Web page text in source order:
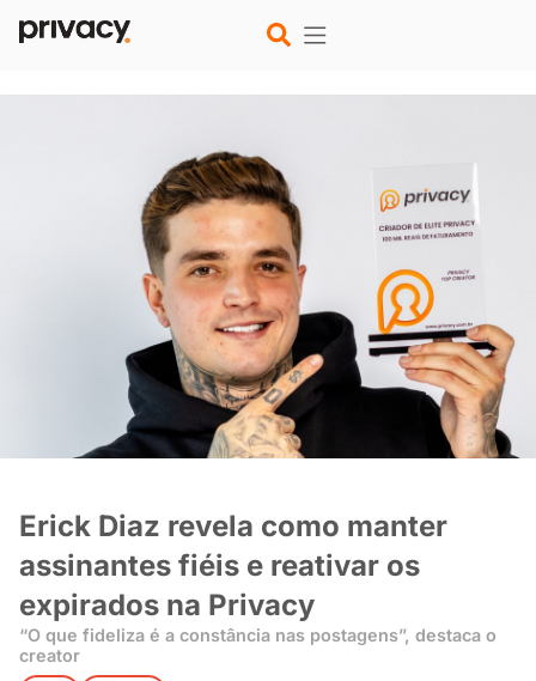
Erick Diaz revela como